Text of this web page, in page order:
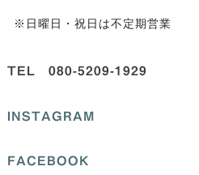
※日曜日・祝日は不定期営業
TEL 080-5209-1929
INSTAGRAM
FACEBOOK